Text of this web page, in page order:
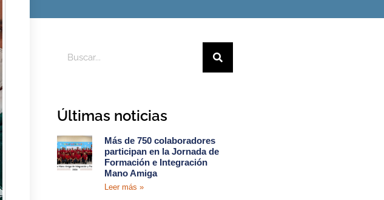
Últimas noticias
Más de 750 colaboradores
participan en la Jornada de
Formación e Integración
Mano Amiga
Leer más »